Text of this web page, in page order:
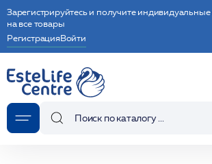
Зарегистрируйтесь и получите
на все товары
РегистрацияВойти